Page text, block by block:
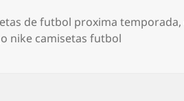
de futbol proxima temporada,
nike camisetas futbol